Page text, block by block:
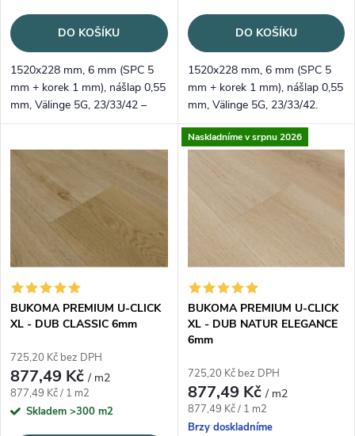
DO KOŠÍKU
1520x228 mm, 6 mm (SPC 5
mm + korek 1 mm), nášlap 0,55
mm, Välinge 5G, 23/33/42 –
voděodolné a tiché. Medově
registrovaným embossem.
DO KOŠÍKU
1520x228 mm, 6 mm (SPC 5
mm + korek 1 mm), nášlap 0,55
mm, Välinge 5G, 23/33/42.
Teplejší elegantní odstín dubu,
registrovaný emboss.
BUKOMA PREMIUM U-CLICK
XL - DUB CLASSIC 6mm
725,20 Kč bez DPH
877,49 Kč/ m2
Měrná cena:
877,49 Kč / 1 m2
Skladem >300 m2
Naskladníme v srpnu 2026
BUKOMA PREMIUM U-CLICK
XL - DUB NATUR ELEGANCE
6mm
725,20 Kč bez DPH
877,49 Kč/ m2
Měrná cena:
877,49 Kč / 1 m2
Brzy doskladníme